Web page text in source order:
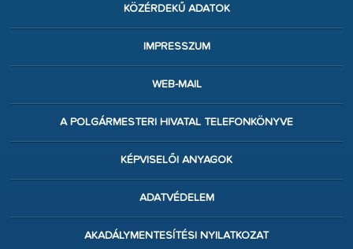
KÖZÉRDEKŰ ADATOK
IMPRESSZUM
WEB-MAIL
A POLGÁRMESTERI HIVATAL TELEFONKÖNYVE
KÉPVISELŐI ANYAGOK
ADATVÉDELEM
AKADÁLYMENTESÍTÉSI NYILATKOZAT